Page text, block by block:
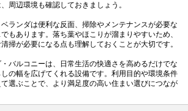
周辺環境も確認しておきましょう。
ベランダは便利な反面、掃除やメンテナンスが必要な
でもあります。落ち葉やほこりが溜まりやすいため、
掃が必要になる点も理解しておくことが大切です。
バルコニーは、日常生活の快適さを高めるだけでな
しの幅を広げてくれる設備です。利用目的や環境条件
て選ぶことで、より満足度の高い住まい選びにつなが